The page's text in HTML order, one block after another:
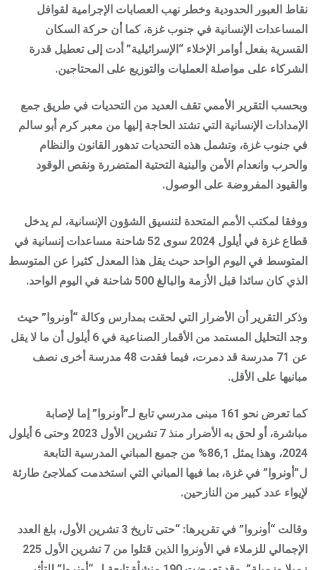
نقاط العبور الحدودية وخطر نهب العصابات الإجرامية لقوافل
المساعدات الإنسانية في جنوب غزة، كما أن حركة السكان
القسرية بفعل أوامر الإخلاء “الإسرائيلية” أدت إلى تعطيل قدرة
الشركاء على مواصلة العمليات والتوزيع على المحتاجين.
وبحسب التقرير الأممي تقف العديد من التحديات في طريق جمع
الإمدادات الإنسانية التي تشتد الحاجة إليها من معبر كرم أبو سالم
في جنوب غزة، وتشمل هذه التحديات تدهور القانون والنظام
والحرب وانعدام الأمن والبنية التحتية المتضررة ونقص الوقود
والقيود المفروضة على الوصول.
ووفقا لمكتب الأمم المتحدة لتنسيق الشؤون الإنسانية، لم يدخل
قطاع غزة في أيلول 2024 سوى 52 شاحنة مساعدات إنسانية في
المتوسط في اليوم الواحد حيث يقل هذا المعدل كثيرا عن المتوسط
الذي كان سائدا قبل الأزمة والبالغ 500 شاحنة في اليوم الواحد.
وذكر التقرير أن الأضرار التي لحقت بمدارس وكالة “أونروا” حيث
وجد التحليل المستمد من الأقمار الصناعية في 6 أيلول أن ما لا يقل
عن 71 مدرسة قد دمرت، فيما فقدت 48 مدرسة أخرى نصف
مبانيها على الأقل.
كما تعرض نحو 161 مبنى مدرسي تابع لـ”أونروا” إما لإصابة
مباشرة، أو لحق به الأضرار منذ 7 تشرين الأول 2023 وحتى 6 أيلول
2024، وهذا يمثل 86,1% من جميع المباني المدرسية التابعة
ل”أونروا” في غزة، بما فيها المباني التي استخدمت كملاجئ طارئة
لإيواء عدد كبير من النازحين.
وقالت “أونروا” في تقريرها: “حتى تاريخ 3 تشرين الأول، بلغ العدد
الإجمالي للزملاء في الأونروا الذين قتلوا من 7 تشرين الأول 225